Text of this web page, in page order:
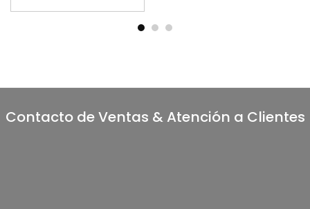
Contacto de Ventas & Atención a Clientes